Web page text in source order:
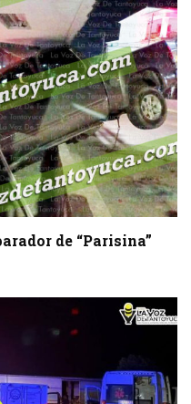
de “Parisina”